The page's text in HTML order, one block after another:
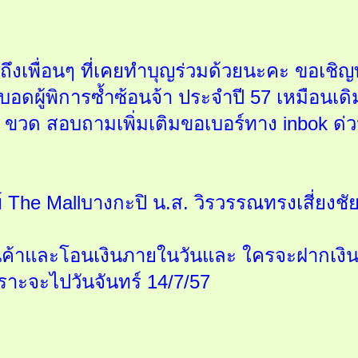
งเพื่อนๆ ที่เคยทำบุญร่วมด้วยนะคะ ขอเ
อดผู้พิการซ้ำซ้อนจ้า ประจำปี 57 เหมือน
ขวด สอบถามเพิ่มเติมขอเบอร์ทาง inbok ด่
Mallบางกะปิ น.ส. วิรวรรณทรงเสี่ยงชั
าและโอนเงินภายในวันและ ใครจะฝากเ
าะจะไปวันจันทร์ 14/7/57